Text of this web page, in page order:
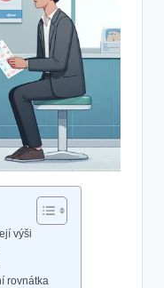
výši
rovnátka